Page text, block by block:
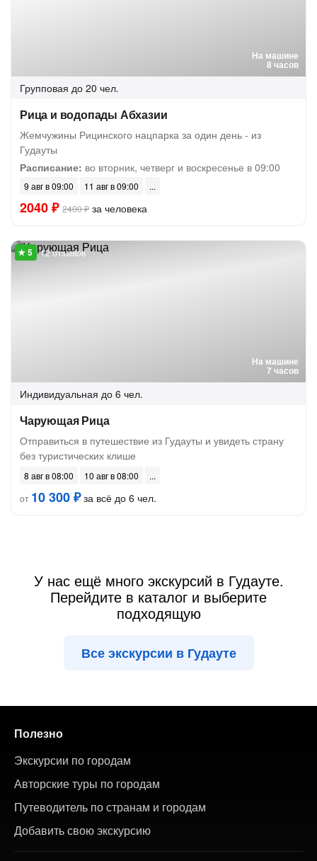
На машине
8 часов
Групповая до 20 чел.
Рица и водопады Абхазии
Жемчужины Рицинского нацпарка за один день - из
Гудауты
Расписание: во вторник, четверг и воскресенье в 09:00
9 авг в 09:00 11 авг в 09:00
2040 ₽ 2400 ₽ за человека
На машине
7 часов
12 отзывов
Индивидуальная до 6 чел.
Чарующая Рица
Отправиться в путешествие из Гудауты и увидеть страну
без туристических клише
8 авг в 08:00
10 авг в 08:00
от 10 300 ₽за всё до 6 чел.
У нас ещё много экскурсий в Гудауте.
Перейдите в каталог и выберите
подходящую
Все экскурсии в Гудауте
Полезно
Экскурсии по городам
Авторские туры по городам
Путеводитель по странам и городам
Добавить свою экскурсию